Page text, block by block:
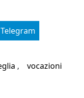
Telegram
vocazioni